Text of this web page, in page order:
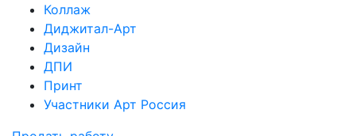
Коллаж
Диджитал-Арт
Дизайн
ДПИ
Принт
Участники Арт Россия